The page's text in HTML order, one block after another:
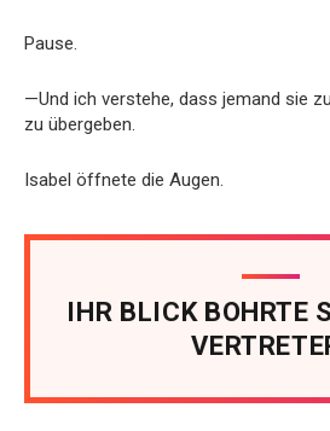
Pause.
—Und ich verstehe, dass jemand sie
zu übergeben.
Isabel öffnete die Augen.
IHR BLICK BOHRTE